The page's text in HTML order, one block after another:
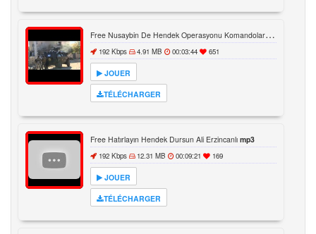
F
ree Nusaybin De Hendek Operasyonu Komandolar Sokağa In
192 Kbps 4.91 MB 00:03:44 651
JOUER
TÉLÉCHARGER
Free Hatırlayın Hendek Dursun Ali Erzincanlı mp3
192 Kbps 12.31 MB 00:09:21 169
JOUER
TÉLÉCHARGER